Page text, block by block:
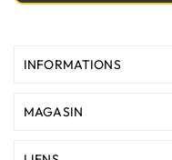
INFORMATIONS
MAGASIN